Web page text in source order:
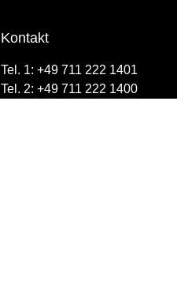
Kontakt
Tel. 1: +49 711 222 1401
Tel. 2: +49 711 222 1400